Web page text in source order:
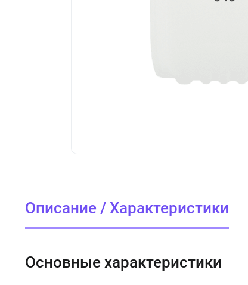
Описание / Характеристики
Основные характеристики